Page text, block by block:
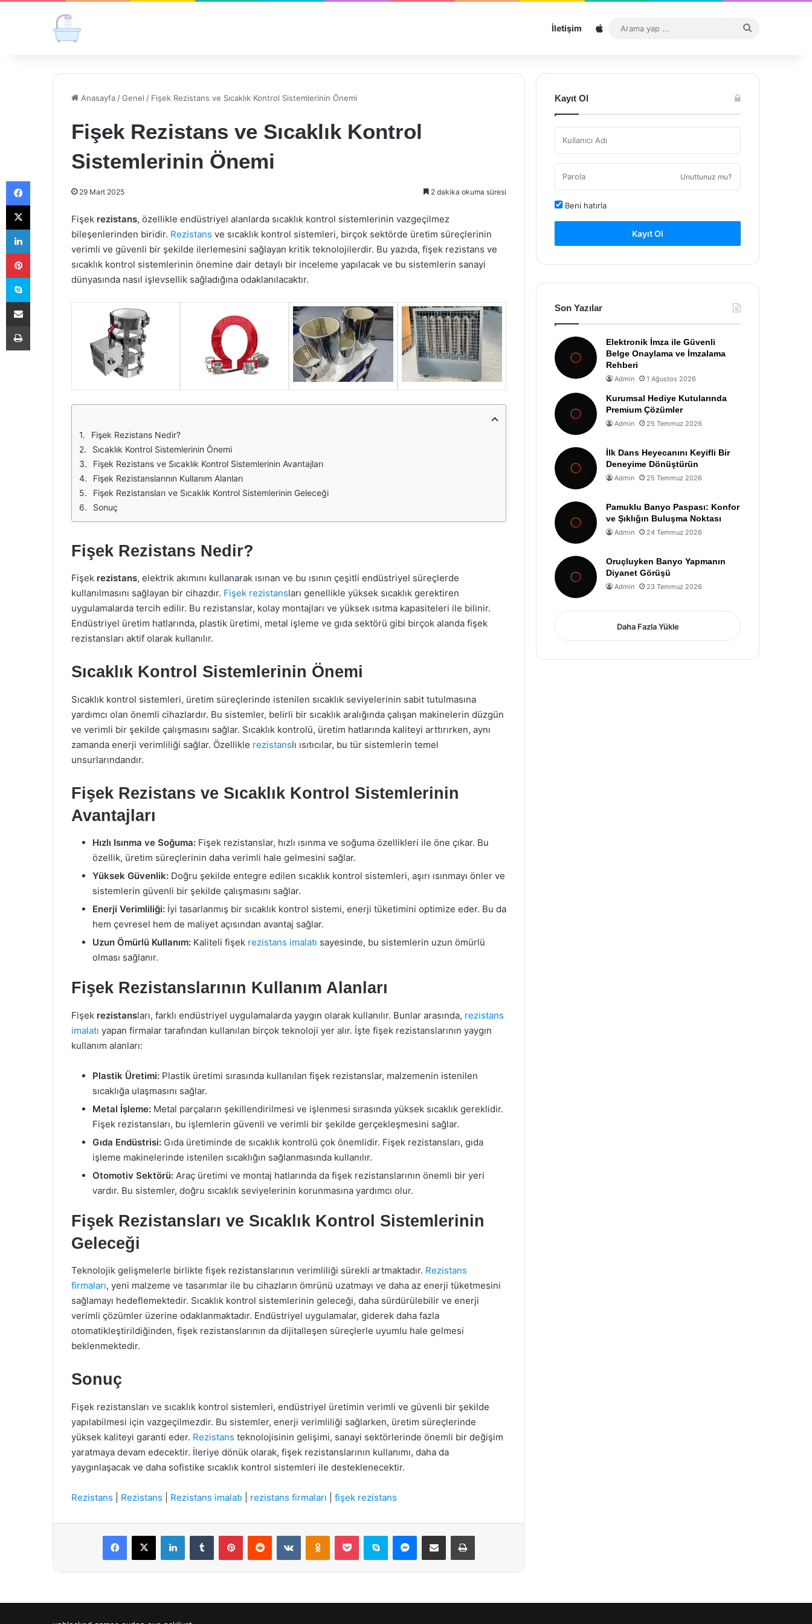
İletişim Sitemap
...
Anasayfa /Genel / Fişek Rezistans ve Sıcaklık Kontrol Sistemlerinin Önemi
Fişek Rezistans ve Sıcaklık Kontrol
Sistemlerinin Önemi
29 Mart 2025 2 dakika okuma süresi
Fişek rezistans, özellikle endüstriyel alanlarda sıcaklık kontrol sistemlerinin vazgeçilmez
bileşenlerinden biridir. Rezistans ve sıcaklık kontrol sistemleri, birçok sektörde üretim süreçlerinin
verimli ve güvenli bir şekilde ilerlemesini sağlayan kritik teknolojilerdir. Bu yazıda, fişek rezistans ve
sıcaklık kontrol sistemlerinin önemine dair detaylı bir inceleme yapılacak ve bu sistemlerin sanayi
dünyasında nasıl işlevsellik sağladığına odaklanılacaktır.
Fişek Rezistans Nedir?
Sıcaklık Kontrol Sistemlerinin Önemi
Fişek Rezistans ve Sıcaklık Kontrol Sistemlerinin Avantajları
Fişek Rezistanslarının Kullanım Alanları
Fişek Rezistansları ve Sıcaklık Kontrol Sistemlerinin Geleceği
Sonuç
Fişek Rezistans Nedir?
Fişek rezistans, elektrik akımını kullanarak ısınan ve bu ısının çeşitli endüstriyel süreçlerde
kullanılmasını sağlayan bir cihazdır. Fişek rezistansları genellikle yüksek sıcaklık gerektiren
uygulamalarda tercih edilir. Bu rezistanslar, kolay montajları ve yüksek ısıtma kapasiteleri ile bilinir.
Endüstriyel üretim hatlarında, plastik üretimi, metal işleme ve gıda sektörü gibi birçok alanda fişek
rezistansları aktif olarak kullanılır.
Sıcaklık Kontrol Sistemlerinin Önemi
Sıcaklık kontrol sistemleri, üretim süreçlerinde istenilen sıcaklık seviyelerinin sabit tutulmasına
yardımcı olan önemli cihazlardır. Bu sistemler, belirli bir sıcaklık aralığında çalışan makinelerin düzgün
ve verimli bir şekilde çalışmasını sağlar. Sıcaklık kontrolü, üretim hatlarında kaliteyi arttırırken, aynı
zamanda enerji verimliliği sağlar. Özellikle rezistanslı ısıtıcılar, bu tür sistemlerin temel
unsurlarındandır.
Fişek Rezistans ve Sıcaklık Kontrol Sistemlerinin
Avantajları
Hızlı Isınma ve Soğuma: Fişek rezistanslar, hızlı ısınma ve soğuma özellikleri ile öne çıkar. Bu
özellik, üretim süreçlerinin daha verimli hale gelmesini sağlar.
Yüksek Güvenlik: Doğru şekilde entegre edilen sıcaklık kontrol sistemleri, aşırı ısınmayı önler ve
sistemlerin güvenli bir şekilde çalışmasını sağlar.
Enerji Verimliliği: İyi tasarlanmış bir sıcaklık kontrol sistemi, enerji tüketimini optimize eder. Bu da
hem çevresel hem de maliyet açısından avantaj sağlar.
Uzun Ömürlü Kullanım: Kaliteli fişek rezistans imalatı sayesinde, bu sistemlerin uzun ömürlü
olması sağlanır.
Fişek Rezistanslarının Kullanım Alanları
Fişek rezistansları, farklı endüstriyel uygulamalarda yaygın olarak kullanılır. Bunlar arasında, rezistans
imalatı yapan firmalar tarafından kullanılan birçok teknoloji yer alır. İşte fişek rezistanslarının yaygın
kullanım alanları:
Plastik Üretimi: Plastik üretimi sırasında kullanılan fişek rezistanslar, malzemenin istenilen
sıcaklığa ulaşmasını sağlar.
Metal İşleme: Metal parçaların şekillendirilmesi ve işlenmesi sırasında yüksek sıcaklık gereklidir.
Fişek rezistansları, bu işlemlerin güvenli ve verimli bir şekilde gerçekleşmesini sağlar.
Gıda Endüstrisi: Gıda üretiminde de sıcaklık kontrolü çok önemlidir. Fişek rezistansları, gıda
işleme makinelerinde istenilen sıcaklığın sağlanmasında kullanılır.
Otomotiv Sektörü: Araç üretimi ve montaj hatlarında da fişek rezistanslarının önemli bir yeri
vardır. Bu sistemler, doğru sıcaklık seviyelerinin korunmasına yardımcı olur.
Fişek Rezistansları ve Sıcaklık Kontrol Sistemlerinin
Geleceği
Teknolojik gelişmelerle birlikte fişek rezistanslarının verimliliği sürekli artmaktadır. Rezistans
firmaları, yeni malzeme ve tasarımlar ile bu cihazların ömrünü uzatmayı ve daha az enerji tüketmesini
sağlamayı hedeflemektedir. Sıcaklık kontrol sistemlerinin geleceği, daha sürdürülebilir ve enerji
verimli çözümler üzerine odaklanmaktadır. Endüstriyel uygulamalar, giderek daha fazla
otomatikleştirildiğinden, fişek rezistanslarının da dijitalleşen süreçlerle uyumlu hale gelmesi
beklenmektedir.
Sonuç
Fişek rezistansları ve sıcaklık kontrol sistemleri, endüstriyel üretimin verimli ve güvenli bir şekilde
yapılabilmesi için vazgeçilmezdir. Bu sistemler, enerji verimliliği sağlarken, üretim süreçlerinde
yüksek kaliteyi garanti eder. Rezistans teknolojisinin gelişimi, sanayi sektörlerinde önemli bir değişim
yaratmaya devam edecektir. İleriye dönük olarak, fişek rezistanslarının kullanımı, daha da
yaygınlaşacak ve daha sofistike sıcaklık kontrol sistemleri ile desteklenecektir.
Rezistans Rezistans Rezistans imalatı rezistans firmaları fişek rezistans
Facebook
X LinkedInTumblr PinterestReddit VKontakteOdnoklassniki
Pocket Skype Messenger
E-Posta ile paylaş Yazdır
Kayıt Ol
Unuttunuz mu?
Beni hatırla
Kayıt Ol
Son Yazılar
Elektronik İmza ile Güvenli
Belge Onaylama ve İmzalama
Rehberi
Admin 1 Ağustos 2026
Kurumsal Hediye Kutularında
Premium Çözümler
Admin 25 Temmuz 2026
İlk Dans Heyecanını Keyifli Bir
Deneyime Dönüştürün
Admin 25 Temmuz 2026
Pamuklu Banyo Paspası: Konfor
ve Şıklığın Buluşma Noktası
Admin 24 Temmuz 2026
Oruçluyken Banyo Yapmanın
Diyanet Görüşü
Admin 23 Temmuz 2026
Daha Fazla Yükle
Facebook
X
LinkedIn
Pinterest
Skype
E-Posta ile paylaş